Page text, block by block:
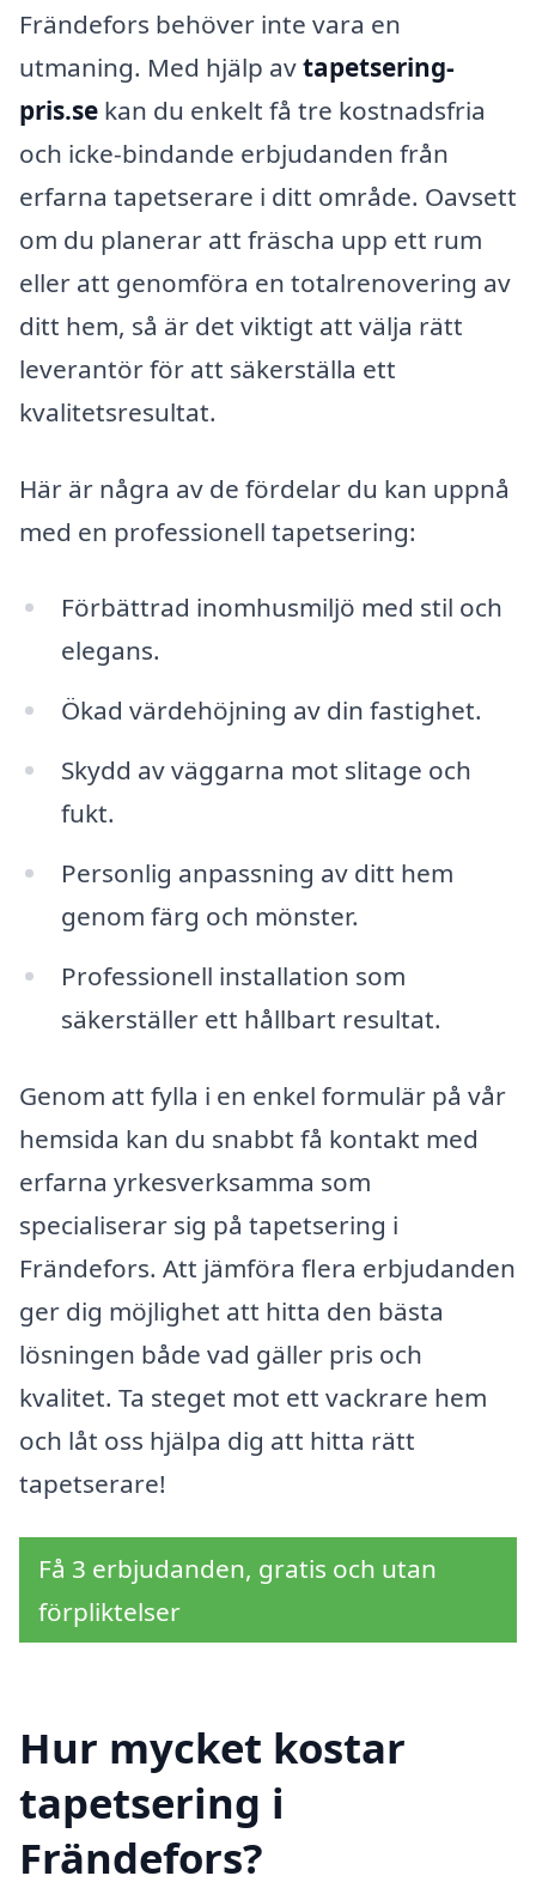
Frändefors behöver inte vara en
utmaning. Med hjälp avtapetsering-
pris.se kan du enkelt få tre kostnadsfria
och icke-bindande erbjudanden från
erfarna tapetserare i ditt område. Oavsett
om du planerar att fräscha upp ett rum
eller att genomföra en totalrenovering av
ditt hem, så är det viktigt att välja rätt
leverantör för att säkerställa ett
kvalitetsresultat.
Här är några av de fördelar du kan uppnå
med en professionell tapetsering:
Förbättrad inomhusmiljö med stil och
elegans.
Ökad värdehöjning av din fastighet.
Skydd av väggarna mot slitage och
fukt.
Personlig anpassning av ditt hem
genom färg och mönster.
Professionell installation som
säkerställer ett hållbart resultat.
Genom att fylla i en enkel formulär på vår
hemsida kan du snabbt få kontakt med
erfarna yrkesverksamma som
specialiserar sig på tapetsering i
Frändefors. Att jämföra flera erbjudanden
ger dig möjlighet att hitta den bästa
lösningen både vad gäller pris och
kvalitet. Ta steget mot ett vackrare hem
och låt oss hjälpa dig att hitta rätt
tapetserare!
Få 3 erbjudanden, gratis och utan
förpliktelser
Hur mycket kostar
tapetsering i
Frändefors?